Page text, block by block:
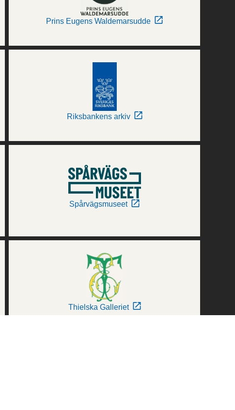
Prins Eugens Waldemarsudde
Riksbankens arkiv
Spårvägsmuseet
Thielska Galleriet